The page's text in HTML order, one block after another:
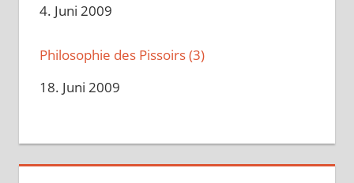
Datum
4. Juni 2009
Philosophie des Pissoirs (3)
Datum
18. Juni 2009